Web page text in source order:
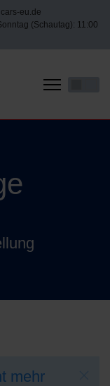
eu.de
(Schautag): 11:00
mehr